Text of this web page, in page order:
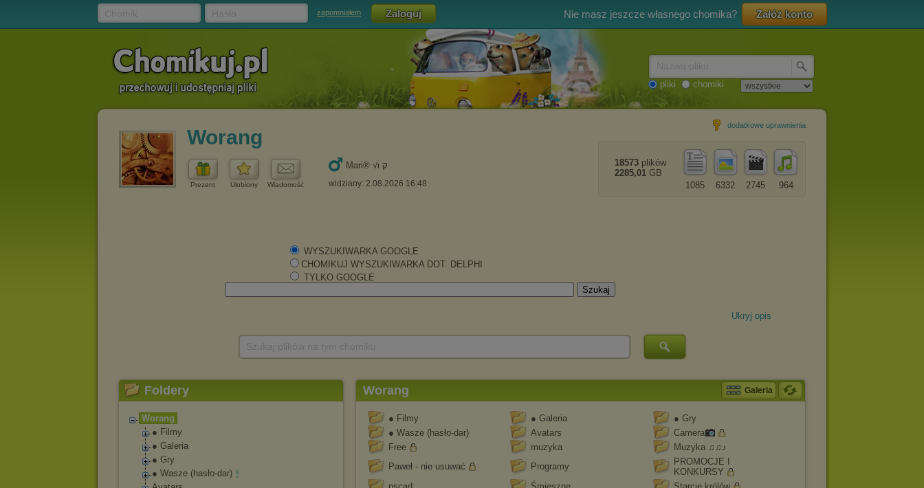
zapomniałem Nie masz jeszcze własnego chomika? Załóż konto
pliki chomiki
Worang
Prezent Ulubiony Wiadomość
Mari® √ι ק
widziany: 2.08.2026 16:48
dodatkowe uprawnienia
964
2745
6332
1085
18573 plików
2285,01 GB
Ukryj opis
Foldery
Worang
● Filmy
● Galeria
● Gry
● Wasze (hasło-dar)
Worang Galeria
● Filmy ● Galeria
● Gry
● Wasze (hasło-dar)
Avatars
Camera
Free
muzyka
Muzyka ♫♫♪
Paweł - nie usuwać
Programy
PROMOCJE I
KONKURSY